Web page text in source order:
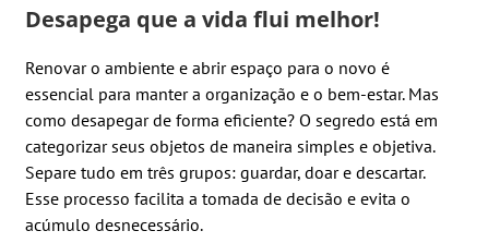
Desapega que a vida flui melhor!
Renovar o ambiente e abrir espaço para o novo é
essencial para manter a organização e o bem-estar. Mas
como desapegar de forma eficiente? O segredo está em
categorizar seus objetos de maneira simples e objetiva.
Separe tudo em três grupos: guardar, doar e descartar.
Esse processo facilita a tomada de decisão e evita o
acúmulo desnecessário.